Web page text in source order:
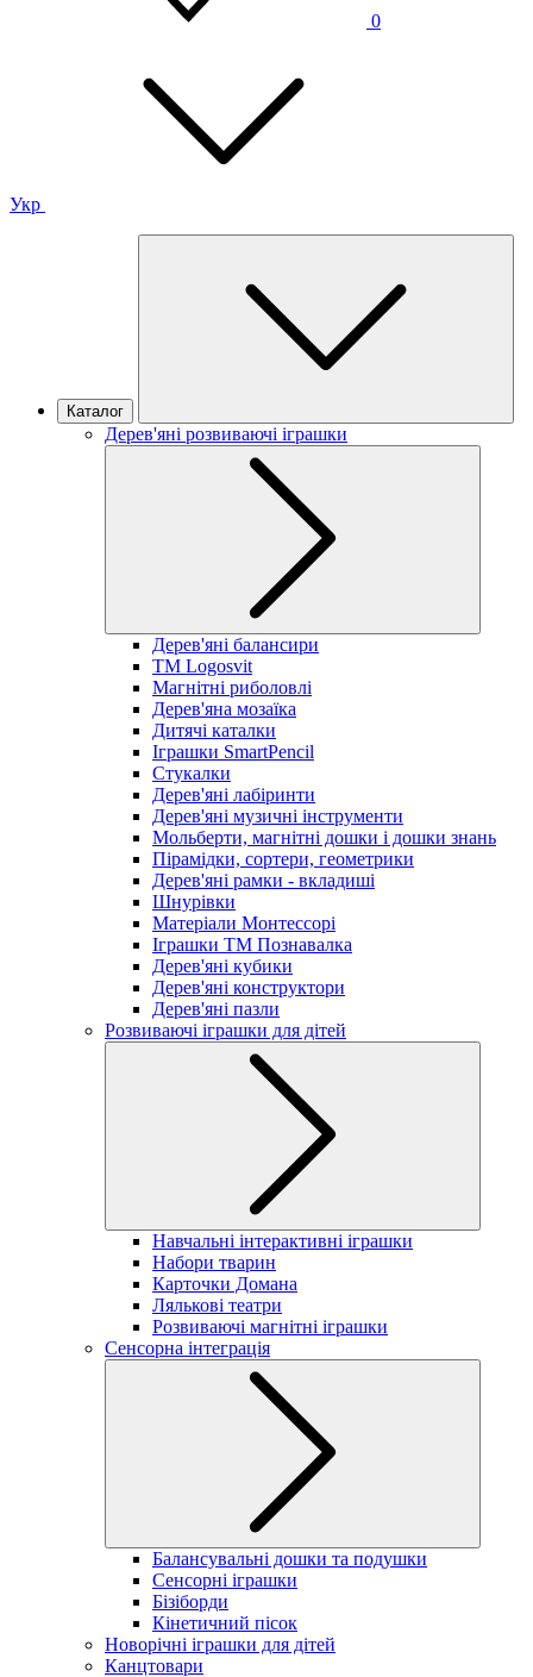
0
Укр
Каталог
Дерев'яні розвиваючі іграшки
Дерев'яні балансири
TM Logosvit
Магнітні риболовлі
Дерев'яна мозаїка
Дитячі каталки
Іграшки SmartPencil
Стукалки
Дерев'яні лабіринти
Дерев'яні музичні інструменти
Мольберти, магнітні дошки і дошки знань
Пірамідки, сортери, геометрики
Дерев'яні рамки - вкладиші
Шнурівки
Матеріали Монтессорі
Іграшки ТМ Познавалка
Дерев'яні кубики
Дерев'яні конструктори
Дерев'яні пазли
Розвиваючі іграшки для дітей
Навчальні інтерактивні іграшки
Набори тварин
Карточки Домана
Лялькові театри
Розвиваючі магнітні іграшки
Сенсорна інтеграція
Балансувальні дошки та подушки
Сенсорні іграшки
Бізіборди
Кінетичний пісок
Новорічні іграшки для дітей
Канцтовари